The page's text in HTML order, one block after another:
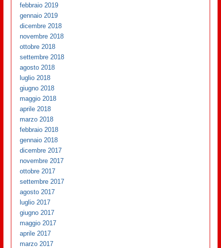
febbraio 2019
gennaio 2019
dicembre 2018
novembre 2018
ottobre 2018
settembre 2018
agosto 2018
luglio 2018
giugno 2018
maggio 2018
aprile 2018
marzo 2018
febbraio 2018
gennaio 2018
dicembre 2017
novembre 2017
ottobre 2017
settembre 2017
agosto 2017
luglio 2017
giugno 2017
maggio 2017
aprile 2017
marzo 2017